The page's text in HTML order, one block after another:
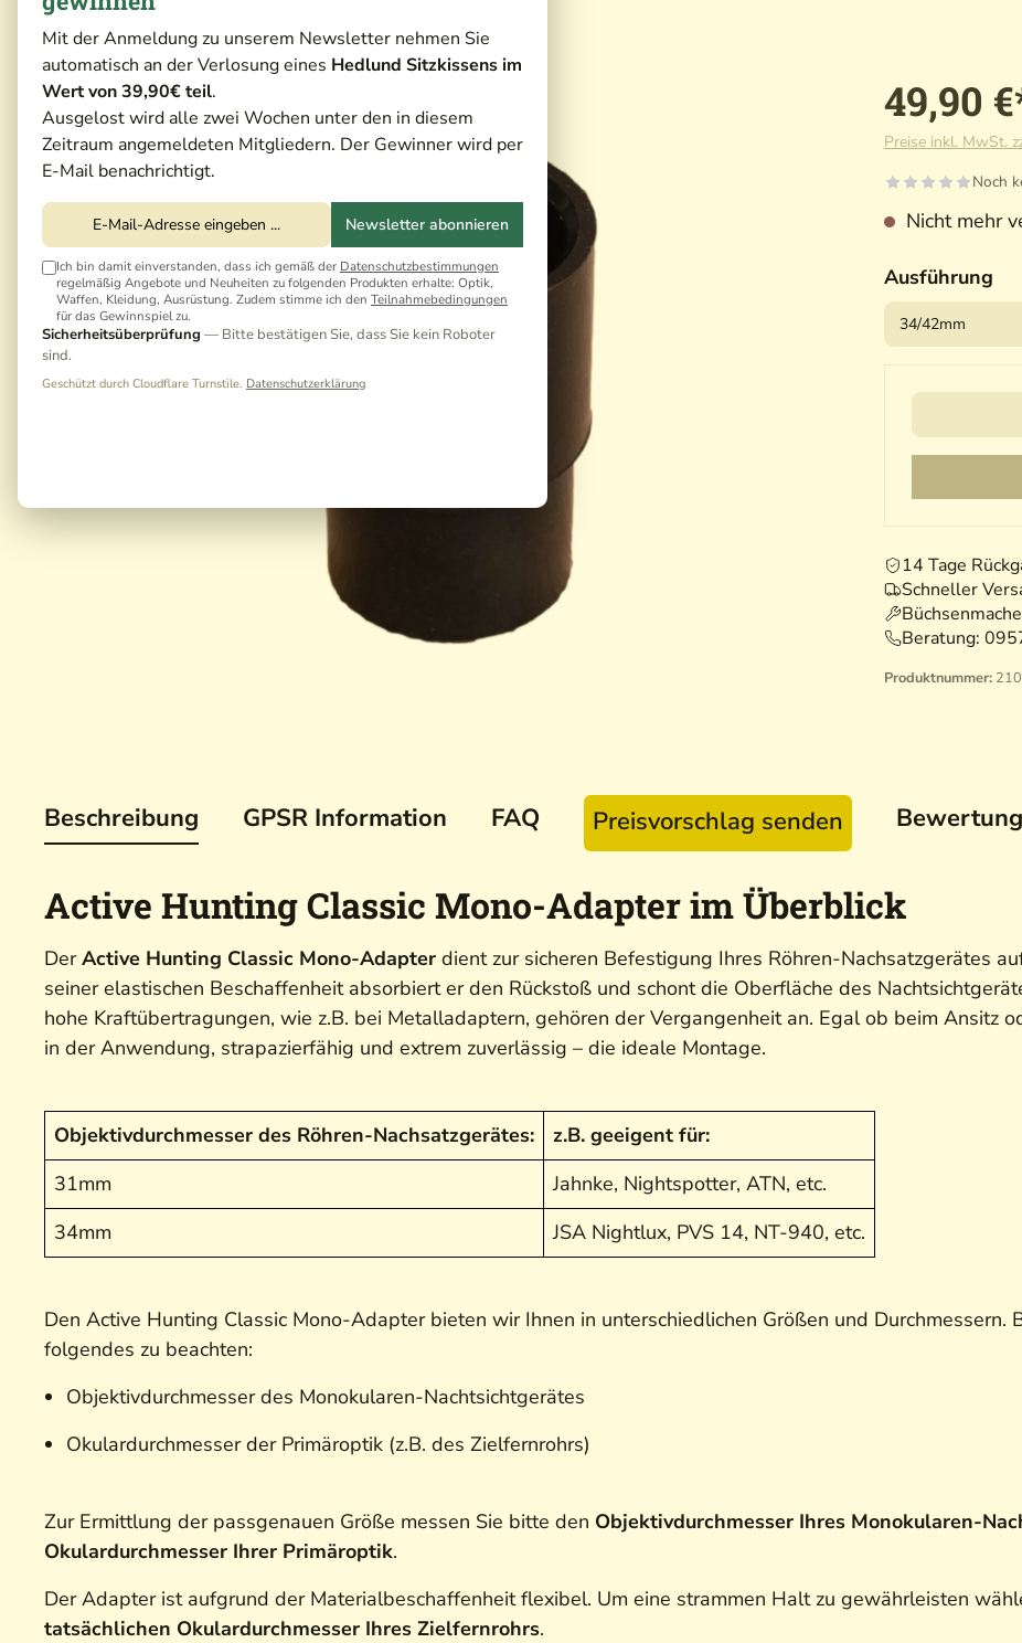
Mit der Anmeldung zu unserem Newsletter nehmen Sie
automatisch an der Verlosung eines Hedlund Sitzkissens im
Wert von 39,90€ teil.
Ausgelost wird alle zwei Wochen unter den in diesem
Zeitraum angemeldeten Mitgliedern. Der Gewinner wird per
E-Mail benachrichtigt.
Newsletter abonnieren
Ich bin damit einverstanden, dass ich gemäß der Datenschutzbestimmungen
regelmäßig Angebote und Neuheiten zu folgenden Produkten erhalte: Optik,
Waffen, Kleidung, Ausrüstung. Zudem stimme ich den Teilnahmebedingungen
für das Gewinnspiel zu.
Sicherheitsüberprüfung — Bitte bestätigen Sie, dass Sie kein Roboter
sind.
Geschützt durch Cloudflare Turnstile. Datenschutzerklärung
49,90
Preise inkl. MwSt.
Noch
Nicht mehr
Ausführung
14 Tage
Schneller
Beratung:
Produktnummer:
Beschreibung GPSR Information FAQ Preisvorschlag senden
Active Hunting Classic Mono-Adapter im Überblick
DerActive Hunting Classic Mono-Adapter dient zur sicheren Befestigung Ihres Röhren-Nachsatzgerätes
seiner elastischen Beschaffenheit absorbiert er den Rückstoß und schont die Oberfläche des
hohe Kraftübertragungen, wie z.B. bei Metalladaptern, gehören der Vergangenheit an. Egal ob beim Ansitz
in der Anwendung, strapazierfähig und extrem zuverlässig – die ideale Montage.
Objektivdurchmesser des Röhren-Nachsatzgerätes:
z.B. geeigent für:
31mm
Jahnke, Nightspotter, ATN, etc.
34mm
JSA Nightlux, PVS 14, NT-940, etc.
Den Active Hunting Classic Mono-Adapter bieten wir Ihnen in unterschiedlichen Größen und
folgendes zu beachten:
Objektivdurchmesser des Monokularen-Nachtsichtgerätes
Okulardurchmesser der Primäroptik (z.B. des Zielfernrohrs)
Zur Ermittlung der passgenauen Größe messen Sie bitte den Objektivdurchmesser Ihres Monokularen-
Okulardurchmesser Ihrer Primäroptik.
Der Adapter ist aufgrund der Materialbeschaffenheit flexibel. Um eine strammen Halt zu gewährleisten
tatsächlichen Okulardurchmesser Ihres Zielfernrohrs.